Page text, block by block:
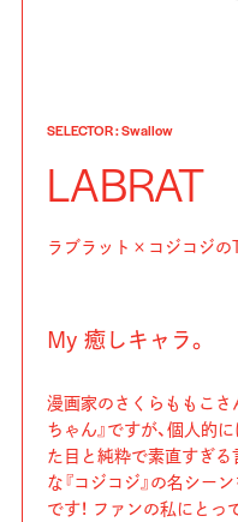
SELECTOR:Swallow
LABRAT
ラブラット×コジコジの
My 癒しキャラ。
漫画家のさくらももこさ
ちゃん』ですが、個人的
た目と純粋で素直すぎる
な『コジコジ』の名シー
です！ ファンの私にと